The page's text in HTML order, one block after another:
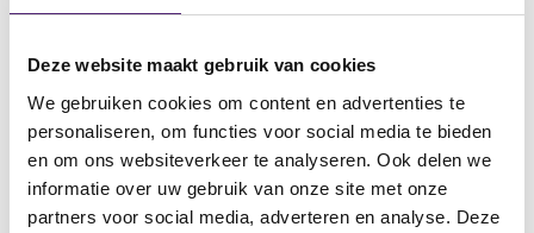
Deze website maakt gebruik van cookies
We gebruiken cookies om content en advertenties te
personaliseren, om functies voor social media te bieden
en om ons websiteverkeer te analyseren. Ook delen we
informatie over uw gebruik van onze site met onze
partners voor social media, adverteren en analyse. Deze